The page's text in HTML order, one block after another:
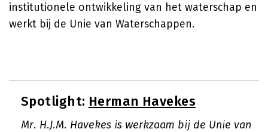
institutionele ontwikkeling van het waterschap en
werkt bij de Unie van Waterschappen.
Spotlight: Herman Havekes
Mr. H.J.M. Havekes is werkzaam bij de Unie van